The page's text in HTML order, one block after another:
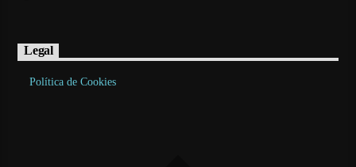
Legal
Política de Cookies